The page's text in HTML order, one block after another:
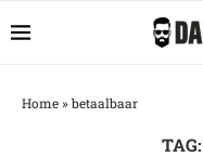
Home» betaalbaar
TAG: